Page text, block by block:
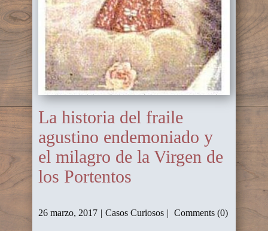
La historia del fraile
agustino endemoniado y
el milagro de la Virgen de
los Portentos
26 marzo, 2017 Casos Curiosos Comments (0)